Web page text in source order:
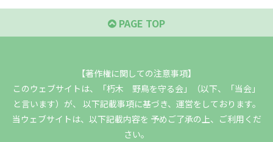
PAGE TOP
【著作権に関しての注意事項】
このウェブサイトは、「朽木 野鳥を守る会」（以下、「当会」
と言います）が、 以下記載事項に基づき、運営をしております。
当ウェブサイトは、以下記載内容を 予めご了承の上、ご利用くだ
さい。